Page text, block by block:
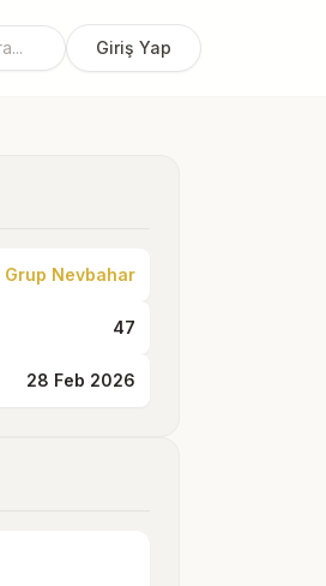
Giriş Yap
Grup Nevbahar
47
28 Feb 2026